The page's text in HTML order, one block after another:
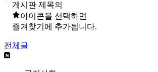
게시판 제목의
아이콘을 선택하면
즐겨찾기에 추가됩니다.
전체글